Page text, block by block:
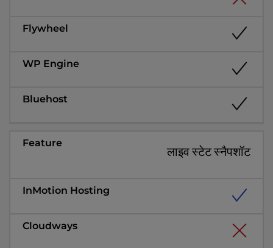
लाइव स्टेट स्नैपशॉट